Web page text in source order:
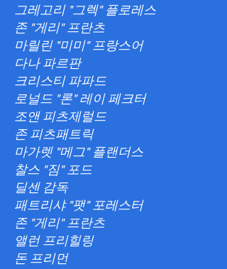
그레고리 "그렉" 플로레스
존 "게리" 프란츠
마릴린 "미미" 프랑스어
다나 파르판
크리스티 파파드
로널드 "론" 레이 페크터
조앤 피츠제럴드
존 피츠패트릭
마가렛 "메그" 플랜더스
찰스 "짐" 포드
딜센 감독
패트리샤 "팻" 포레스터
존 "게리" 프란츠
앨런 프리힐링
돈 프리먼